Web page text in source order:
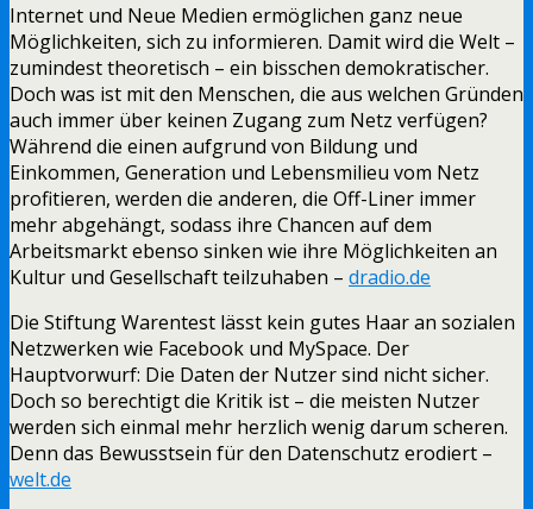
Internet und Neue Medien ermöglichen ganz neue
Möglichkeiten, sich zu informieren. Damit wird die Welt –
zumindest theoretisch – ein bisschen demokratischer.
Doch was ist mit den Menschen, die aus welchen Gründen
auch immer über keinen Zugang zum Netz verfügen?
Während die einen aufgrund von Bildung und
Einkommen, Generation und Lebensmilieu vom Netz
profitieren, werden die anderen, die Off-Liner immer
mehr abgehängt, sodass ihre Chancen auf dem
Arbeitsmarkt ebenso sinken wie ihre Möglichkeiten an
Kultur und Gesellschaft teilzuhaben – dradio.de
Die Stiftung Warentest lässt kein gutes Haar an sozialen
Netzwerken wie Facebook und MySpace. Der
Hauptvorwurf: Die Daten der Nutzer sind nicht sicher.
Doch so berechtigt die Kritik ist – die meisten Nutzer
werden sich einmal mehr herzlich wenig darum scheren.
Denn das Bewusstsein für den Datenschutz erodiert –
welt.de